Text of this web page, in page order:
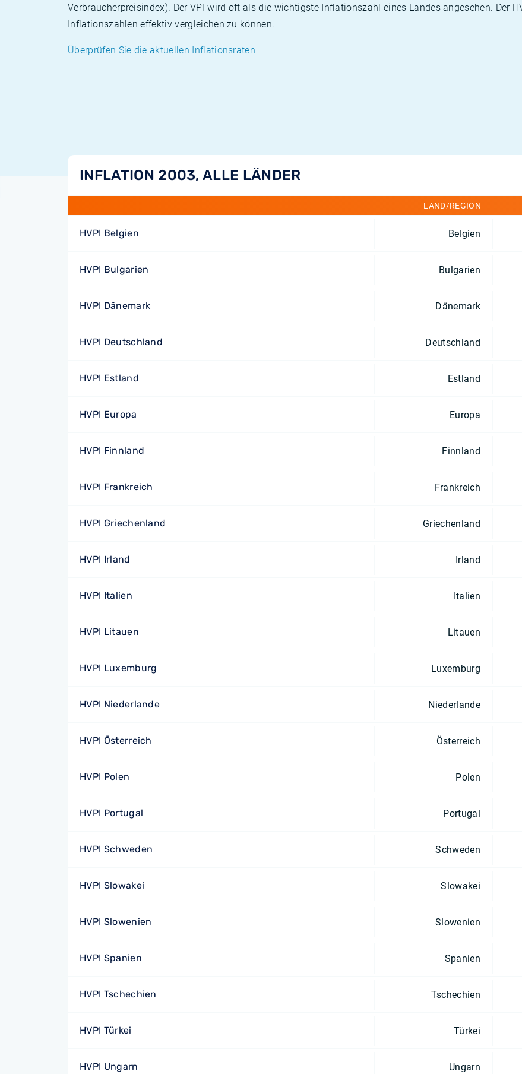
Verbraucherpreisindex). Der VPI wird oft als die wichtigste Inflationszahl eines Landes angesehen. Der
Inflationszahlen effektiv vergleichen zu können.
Überprüfen Sie die aktuellen Inflationsraten
INFLATION 2003, ALLE LÄNDER
LAND/REGION
HVPI Belgien Belgien
HVPI Bulgarien Bulgarien
HVPI Dänemark Dänemark
HVPI Deutschland Deutschland
HVPI Estland Estland
HVPI Europa Europa
HVPI Finnland Finnland
HVPI Frankreich Frankreich
HVPI Griechenland Griechenland
HVPI Irland Irland
HVPI Italien Italien
HVPI Litauen Litauen
HVPI Luxemburg Luxemburg
HVPI Niederlande Niederlande
HVPI Österreich Österreich
HVPI Polen Polen
HVPI Portugal Portugal
HVPI Schweden Schweden
HVPI Slowakei Slowakei
HVPI Slowenien Slowenien
HVPI Spanien Spanien
HVPI Tschechien Tschechien
HVPI Türkei Türkei
HVPI Ungarn Ungarn